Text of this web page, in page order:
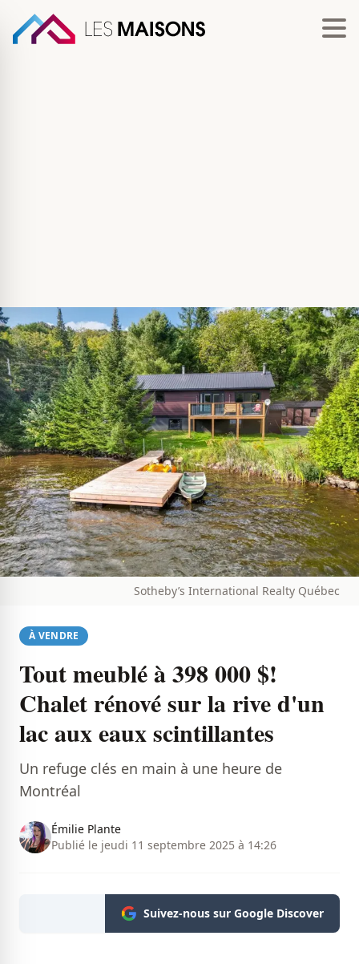
Sotheby’s International Realty Québec
À VENDRE
Tout meublé à 398 000 $!
Chalet rénové sur la rive d'un
lac aux eaux scintillantes
Un refuge clés en main à une heure de
Montréal
Émilie Plante
Publié le jeudi 11 septembre 2025 à 14:26
Suivez-nous sur Google Discover